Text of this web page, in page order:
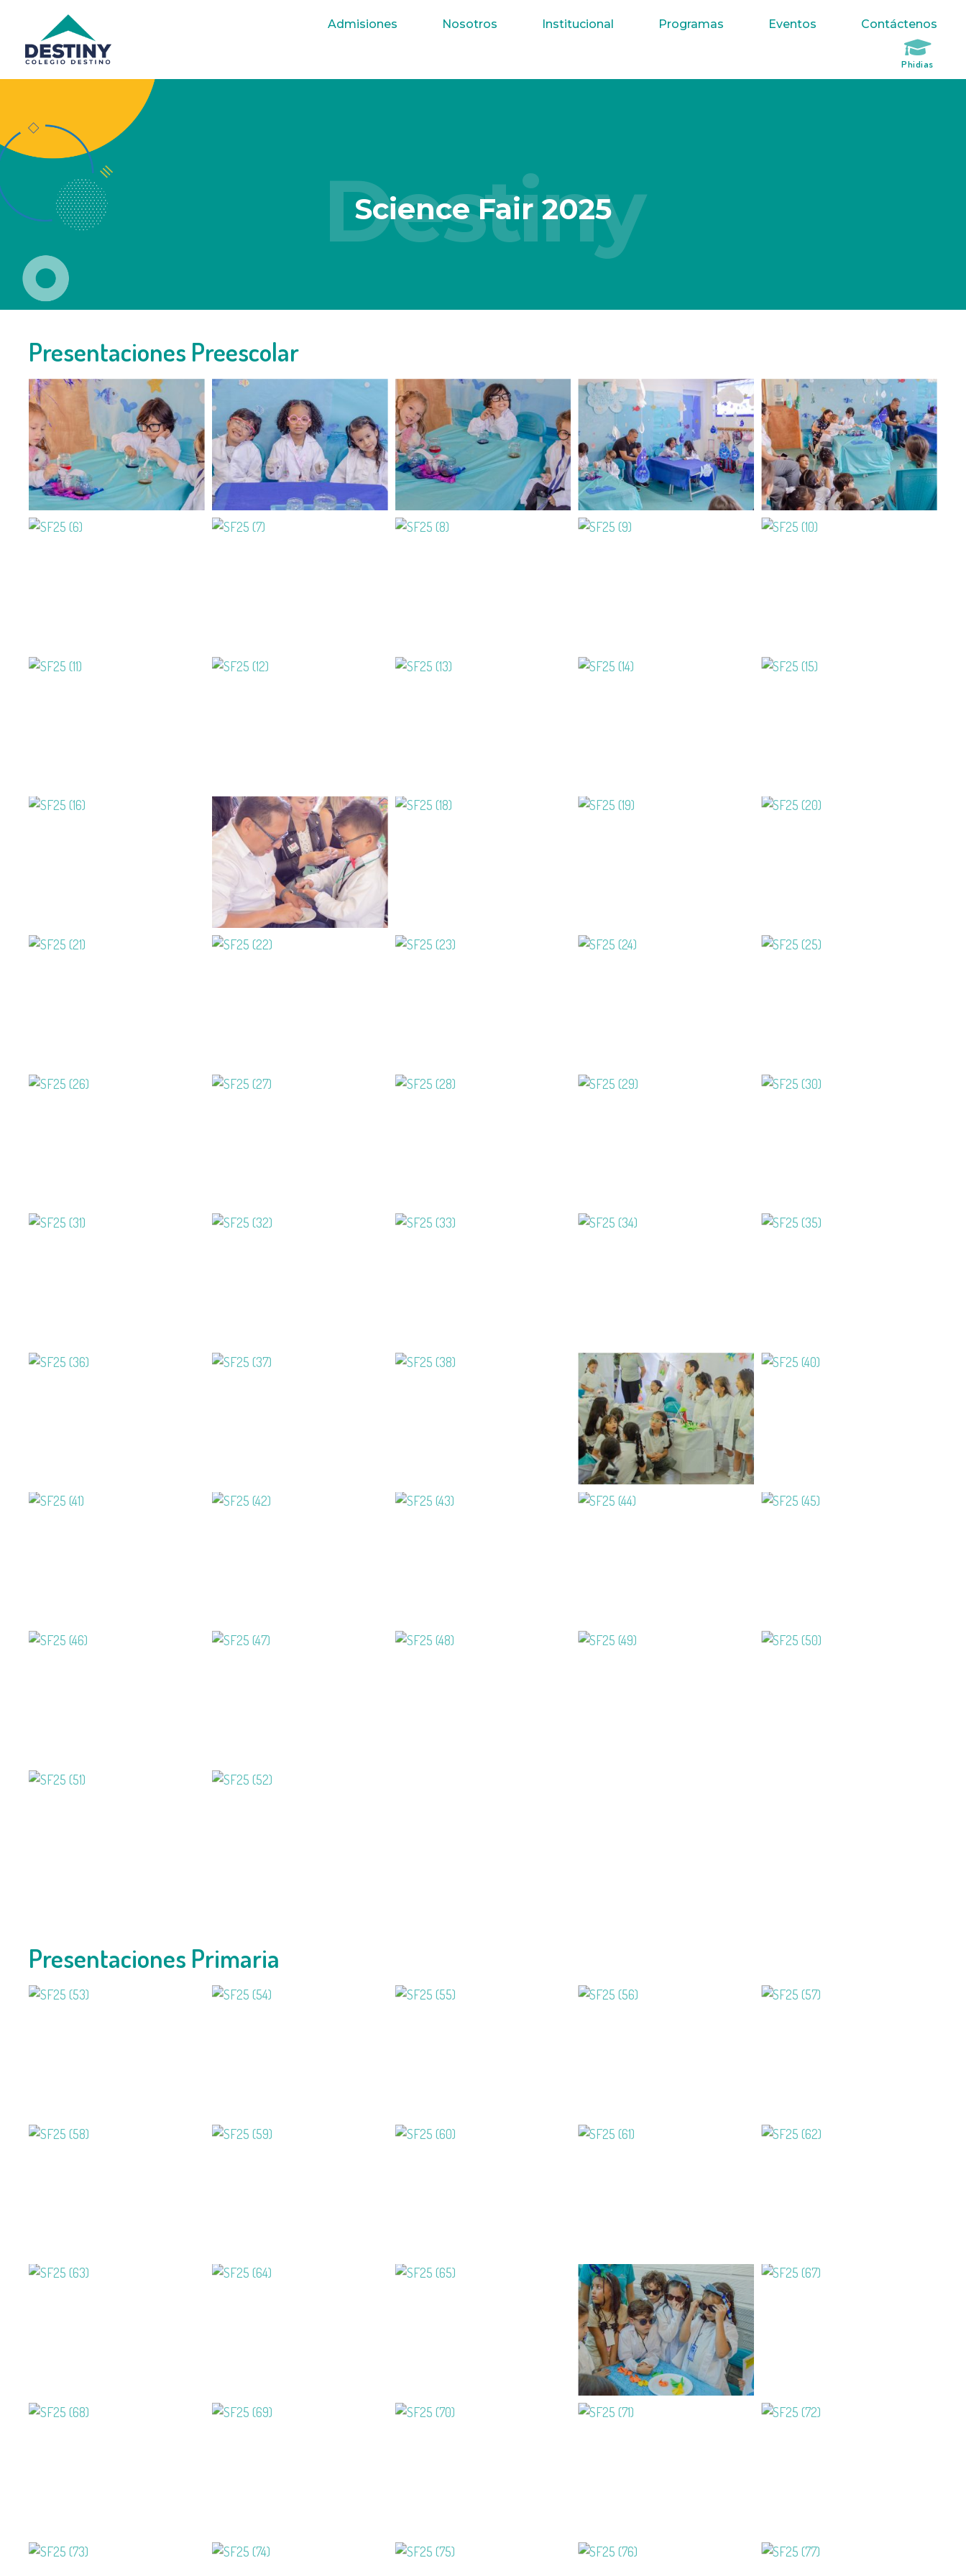
Admisiones Nosotros Institucional Programas Eventos Contáctenos
Phidias
Destiny
Science Fair 2025
Presentaciones Preescolar
Presentaciones Primaria